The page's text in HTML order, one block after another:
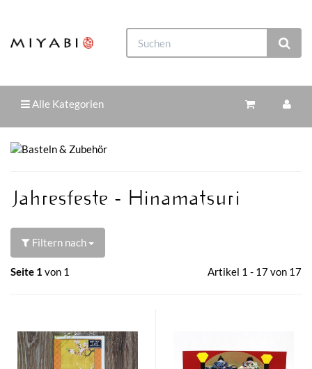
Alle Kategorien
Jahresfeste - Hinamatsuri
Filtern nach
Seite 1 von 1 Artikel 1 - 17 von 17